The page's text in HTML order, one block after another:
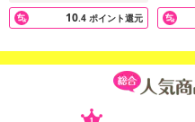
10.4 ポイント還元